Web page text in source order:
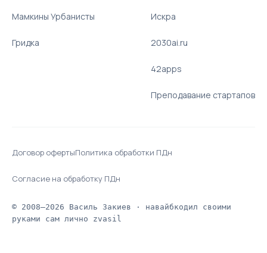
Мамкины Урбанисты
Гридка
Искра
2030ai.ru
42apps
Преподавание стартапов
Договор офертыПолитика обработки ПДн
Согласие на обработку ПДн
© 2008–2026 Василь Закиев · навайбкодил своими
руками сам лично zvasil